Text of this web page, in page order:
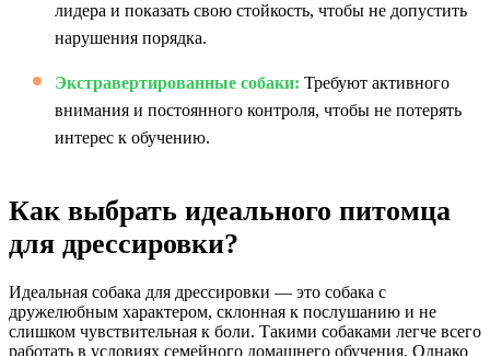
лидера и показать свою стойкость, чтобы не допустить
нарушения порядка.
Экстравертированные собаки: Требуют активного
внимания и постоянного контроля, чтобы не потерять
интерес к обучению.
Как выбрать идеального питомца
для дрессировки?
Идеальная собака для дрессировки — это собака с
дружелюбным характером, склонная к послушанию и не
слишком чувствительная к боли. Такими собаками легче всего
работать в условиях семейного домашнего обучения. Однако